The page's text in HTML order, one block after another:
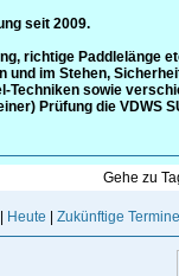
seit 2009.
richtige Paddlelänge
und im Stehen,
sowie
Prüfung die VDWS
Gehe zu
Heute Zukünftige Termine